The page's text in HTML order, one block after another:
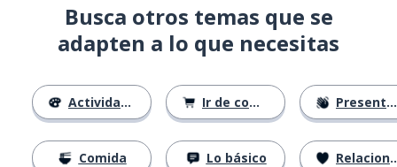
Busca otros temas que se
adapten a lo que necesitas
Actividades
Comida
Ir de compras
Lo básico
Presentándose
Relaciones